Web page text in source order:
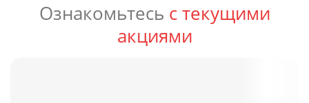
Ознакомьтесь с текущими
акциями